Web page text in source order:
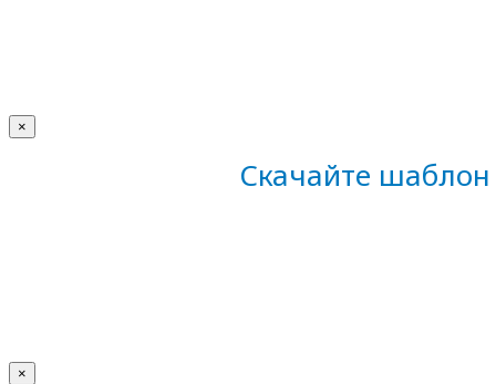
×
Скачайте
×